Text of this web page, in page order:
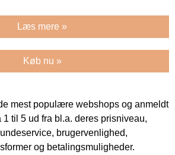
Læs mere »
Køb nu »
mest populære webshops og anmeldt
1 til 5 ud fra bl.a. deres prisniveau,
brugervenlighed,
og betalingsmuligheder.